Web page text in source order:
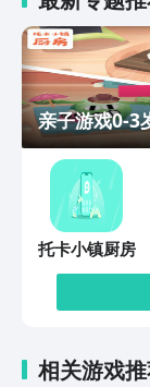
亲子游戏0-3
托卡小镇厨房
相关游戏